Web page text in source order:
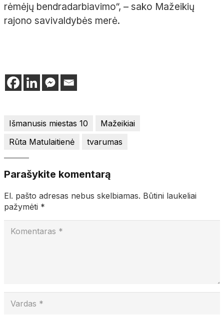
rėmėjų bendradarbiavimo“, – sako Mažeikių
rajono savivaldybės merė.
Išmanusis miestas 10
Mažeikiai
Rūta Matulaitienė
tvarumas
Parašykite komentarą
El. pašto adresas nebus skelbiamas. Būtini laukeliai
pažymėti *